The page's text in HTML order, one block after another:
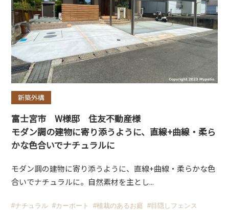
新築外構
富士宮市 W様邸 住友不動産様
モダン調の建物に寄り添うように、直線+曲線・柔ら
かな色合いでナチュラルに
モダン調の建物に寄り添うように、直線+曲線・柔らかな色
合いでナチュラルに。自然素材を主とし...
#ナチュラル #カーポート #植栽のあるお庭 #目隠しフェンス